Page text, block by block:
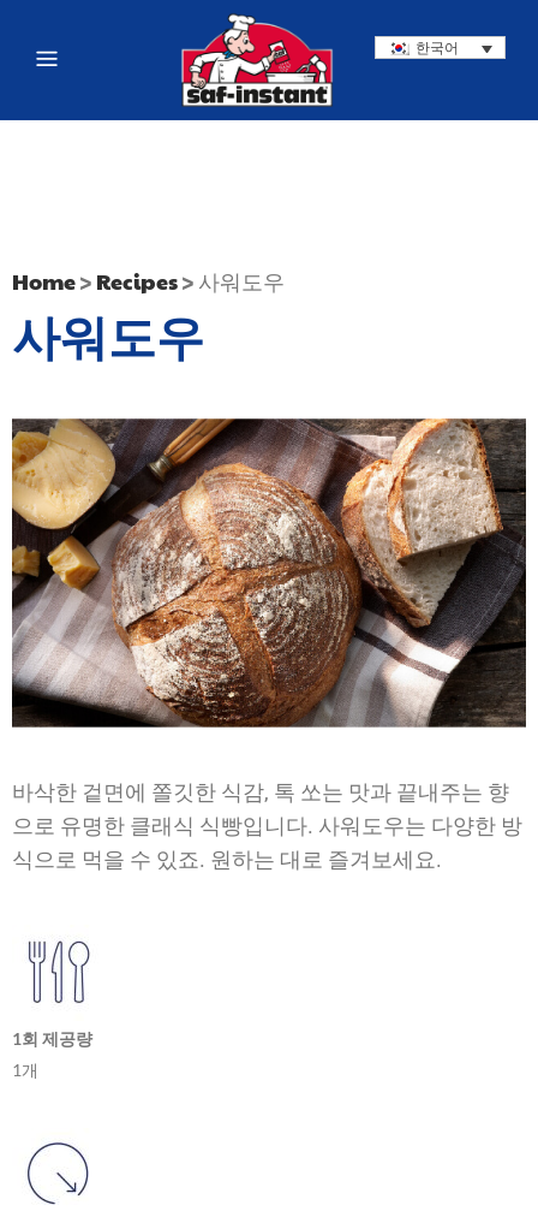
한국어
Home> Recipes> 사워도우
사워도우
바삭한 겉면에 쫄깃한 식감, 톡 쏘는 맛과 끝내주는 향
으로 유명한 클래식 식빵입니다. 사워도우는 다양한 방
식으로 먹을 수 있죠. 원하는 대로 즐겨보세요.
1회 제공량
1개